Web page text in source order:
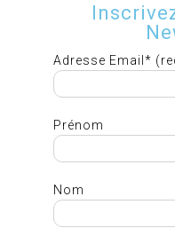
Adresse Email*
Prénom
Nom